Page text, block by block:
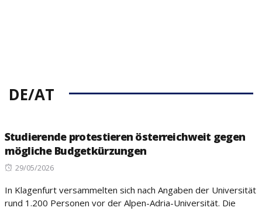
DE/AT
Studierende protestieren österreichweit gegen
mögliche Budgetkürzungen
Posted
29/05/2026
In Klagenfurt versammelten sich nach Angaben der Universität
rund 1.200 Personen vor der Alpen-Adria-Universität. Die